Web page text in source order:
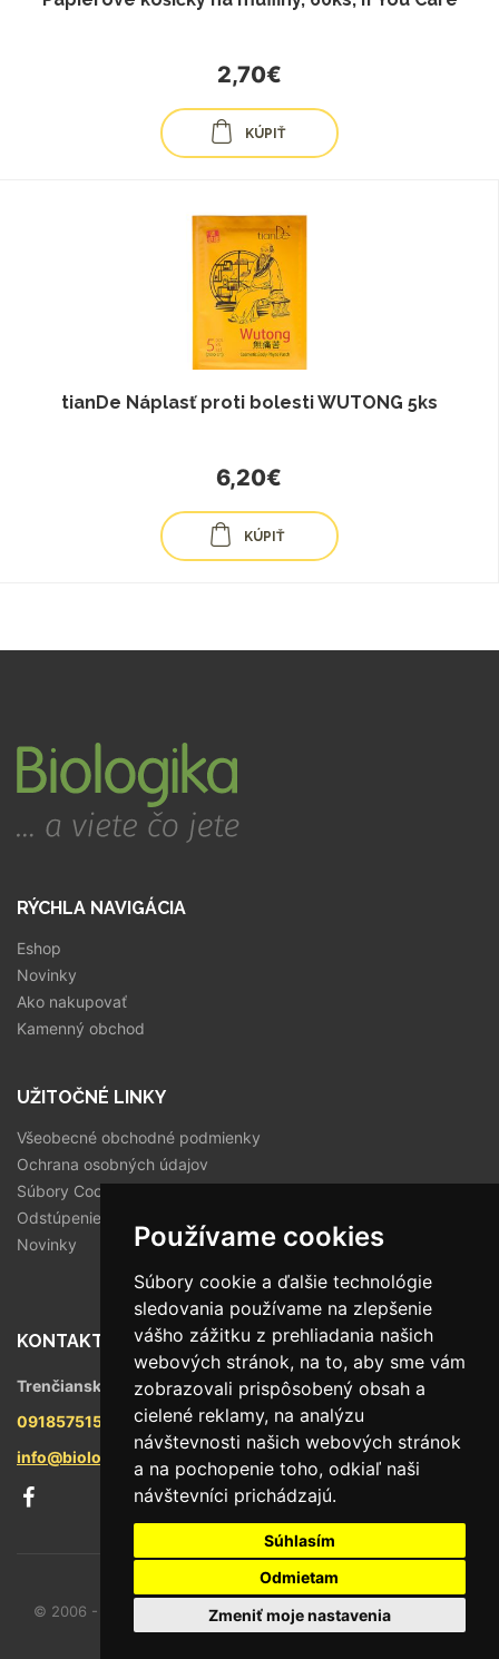
Používame cookies
Súbory cookie a ďalšie technológie
sledovania používame na zlepšenie
vášho zážitku z prehliadania našich
webových stránok, na to, aby sme vám
zobrazovali prispôsobený obsah a
cielené reklamy, na analýzu
návštevnosti našich webových stránok
a na pochopenie toho, odkiaľ naši
návštevníci prichádzajú.
Súhlasím
Odmietam
Zmeniť moje nastavenia
2,70€
KÚPIŤ
tianDe Náplasť proti bolesti WUTONG 5ks
6,20€
KÚPIŤ
RÝCHLA NAVIGÁCIA
Eshop
Novinky
Ako nakupovať
Kamenný obchod
UŽITOČNÉ LINKY
Všeobecné obchodné podmienky
Ochrana osobných údajov
Súbory Cookies
Odstúpenie od zmluvy
Novinky
KONTAKT
Trenčianska 56/F, 821 09 Bratislava
0918575158
info@biologika.sk
© 2006 - 2026 Oto trade spol. s r.o., Všetky práva vyhradené.